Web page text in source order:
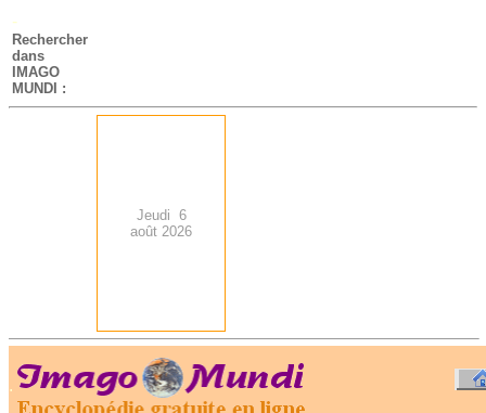
-
Rechercher
dans
IMAGO
MUNDI :
Jeudi 6
août 2026
.